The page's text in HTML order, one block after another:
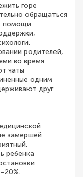
горе
обращаться
помощи
родителей,
во время
чаты
одним
друг
замершей
ребенка